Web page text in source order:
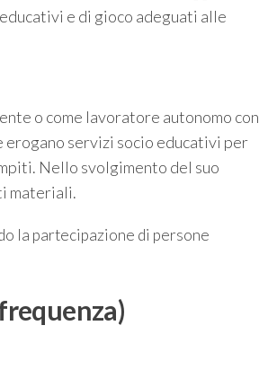
e di gioco adeguati alle
o come lavoratore autonomo con
servizi socio educativi per
Nello svolgimento del suo
materiali.
la partecipazione di persone